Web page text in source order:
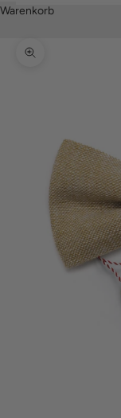
Warenkorb
Bild vergrößern